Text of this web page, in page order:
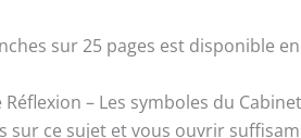
sur 25 pages est disponible
– Les symboles du
sur ce sujet et vous ouvrir